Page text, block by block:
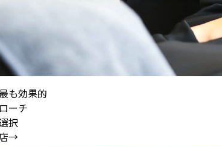
も効果的
ーチ
択
→